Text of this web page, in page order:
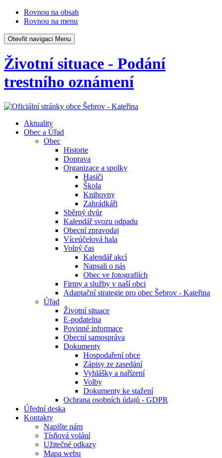
Rovnou na obsah
Rovnou na menu
Otevřit navigaci Menu
Životní situace - Podání
trestního oznámení
Aktuality
Obec a Úřad
Obec
Historie
Doprava
Organizace a spolky
Hasiči
Škola
Knihovny
Zahrádkáři
Sběrný dvůr
Kalendář svozu odpadu
Obecní zpravodaj
Víceúčelová hala
Volný čas
Kalendář akcí
Napsali o nás
Obec ve fotografiích
Firmy a služby v naší obci
Adaptační strategie pro obec Šebrov - Kateřina
Úřad
Životní situace
E-podatelna
Povinné informace
Obecní samospráva
Dokumenty
Hospodaření obce
Zápisy ze zasedání
Vyhlášky a nařízení
Volby
Dokumenty ke stažení
Ochrana osobních údajů - GDPR
Úřední deska
Kontakty
Napište nám
Tísňová volání
Užitečné odkazy
Mapa webu